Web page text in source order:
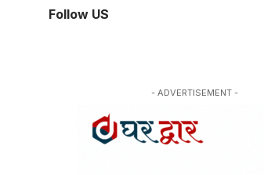
Follow US
- ADVERTISEMENT -